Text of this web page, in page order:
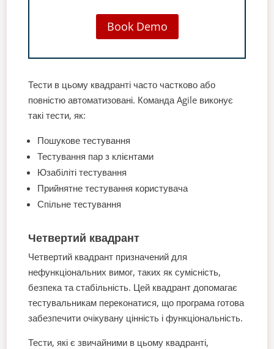
Book Demo
Тести в цьому квадранті часто частково або
повністю автоматизовані. Команда Agile виконує
такі тести, як:
Пошукове тестування
Тестування пар з клієнтами
Юзабіліті тестування
Прийнятне тестування користувача
Спільне тестування
Четвертий квадрант
Четвертий квадрант призначений для
нефункціональних вимог, таких як сумісність,
безпека та стабільність. Цей квадрант допомагає
тестувальникам переконатися, що програма готова
забезпечити очікувану цінність і функціональність.
Тести, які є звичайними в цьому квадранті,